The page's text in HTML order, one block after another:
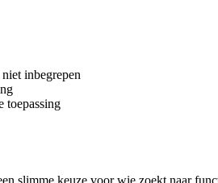
inbegrepen
toepassing
slimme keuze voor wie zoekt naar